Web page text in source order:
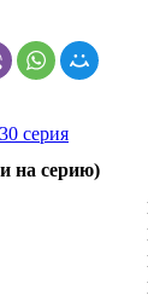
серия
на серию)